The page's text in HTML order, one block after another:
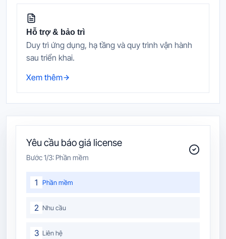
Hỗ trợ & bảo trì
Duy trì ứng dụng, hạ tầng và quy trình vận hành
sau triển khai.
Xem thêm
Yêu cầu báo giá license
Bước1/3: Phần mềm
1 Phần mềm
2 Nhu cầu
3 Liên hệ